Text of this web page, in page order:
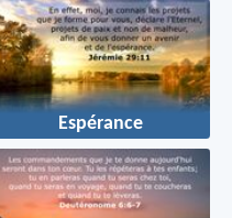
Espérance